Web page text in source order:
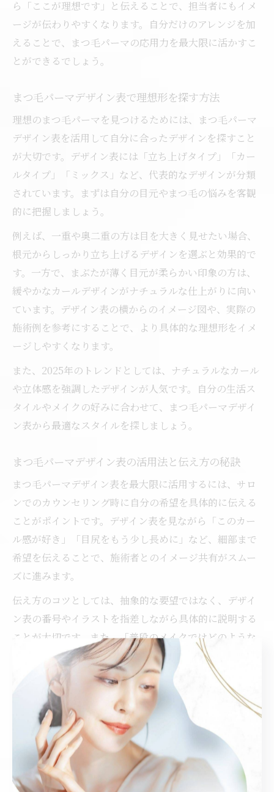
ら「ここが理想です」と伝えることで、担当者にもイメ
ージが伝わりやすくなります。自分だけのアレンジを加
えることで、まつ毛パーマの応用力を最大限に活かすこ
とができるでしょう。
まつ毛パーマデザイン表で理想形を探す方法
理想のまつ毛パーマを見つけるためには、まつ毛パーマ
デザイン表を活用して自分に合ったデザインを探すこと
が大切です。デザイン表には「立ち上げタイプ」「カー
ルタイプ」「ミックス」など、代表的なデザインが分類
されています。まずは自分の目元やまつ毛の悩みを客観
的に把握しましょう。
例えば、一重や奥二重の方は目を大きく見せたい場合、
根元からしっかり立ち上げるデザインを選ぶと効果的で
す。一方で、まぶたが薄く目元が柔らかい印象の方は、
緩やかなカールデザインがナチュラルな仕上がりに向い
ています。デザイン表の横からのイメージ図や、実際の
施術例を参考にすることで、より具体的な理想形をイメ
ージしやすくなります。
また、2025年のトレンドとしては、ナチュラルなカール
や立体感を強調したデザインが人気です。自分の生活ス
タイルやメイクの好みに合わせて、まつ毛パーマデザイ
ン表から最適なスタイルを探しましょう。
まつ毛パーマデザイン表の活用法と伝え方の秘訣
まつ毛パーマデザイン表を最大限に活用するには、サロ
ンでのカウンセリング時に自分の希望を具体的に伝える
ことがポイントです。デザイン表を見ながら「このカー
ル感が好き」「目尻をもう少し長めに」など、細部まで
希望を伝えることで、施術者とのイメージ共有がスムー
ズに進みます。
伝え方のコツとしては、抽象的な要望ではなく、デザイ
ン表の番号やイラストを指差しながら具体的に説明する
ことが大切です。また、「普段のメイクではどのような
仕上がりを目指しているか」「マスカラの使用頻度」
「まつ毛の悩み」なども併せて伝えると、より的確な提
案が受けられます。
施術後の仕上がりイメージが不安な場合は、過去の施術
例や口コミを参考にするのもおすすめです。デザイン表
を活用した丁寧なコミュニケーションが、理想のまつ毛
パーマを叶える第一歩となります。